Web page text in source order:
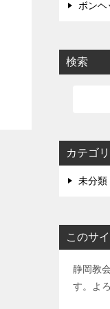
ボンヘ
検索
カテゴ
未分類
このサ
静岡教
す。よ